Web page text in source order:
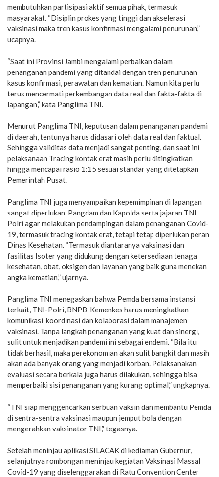
membutuhkan partisipasi aktif semua pihak, termasuk
masyarakat. “Disiplin prokes yang tinggi dan akselerasi
vaksinasi maka tren kasus konfirmasi mengalami penurunan,”
ucapnya.
“Saat ini Provinsi Jambi mengalami perbaikan dalam
penanganan pandemi yang ditandai dengan tren penurunan
kasus konfirmasi, perawatan dan kematian. Namun kita perlu
terus mencermati perkembangan data real dan fakta-fakta di
lapangan,” kata Panglima TNI.
Menurut Panglima TNI, keputusan dalam penanganan pandemi
di daerah, tentunya harus didasari oleh data real dan faktual.
Sehingga validitas data menjadi sangat penting, dan saat ini
pelaksanaan Tracing kontak erat masih perlu ditingkatkan
hingga mencapai rasio 1:15 sesuai standar yang ditetapkan
Pemerintah Pusat.
Panglima TNI juga menyampaikan kepemimpinan di lapangan
sangat diperlukan, Pangdam dan Kapolda serta jajaran TNI
Polri agar melakukan pendampingan dalam penanganan Covid-
19, termasuk tracing kontak erat, tetapi tetap diperlukan peran
Dinas Kesehatan. “Termasuk diantaranya vaksinasi dan
fasilitas Isoter yang didukung dengan ketersediaan tenaga
kesehatan, obat, oksigen dan layanan yang baik guna menekan
angka kematian,” ujarnya.
Panglima TNI menegaskan bahwa Pemda bersama instansi
terkait, TNI-Polri, BNPB, Kemenkes harus meningkatkan
komunikasi, koordinasi dan kolaborasi dalam manajemen
vaksinasi. Tanpa langkah penanganan yang kuat dan sinergi,
sulit untuk menjadikan pandemi ini sebagai endemi. “Bila itu
tidak berhasil, maka perekonomian akan sulit bangkit dan masih
akan ada banyak orang yang menjadi korban. Pelaksanakan
evaluasi secara berkala juga harus dilakukan, sehingga bisa
memperbaiki sisi penanganan yang kurang optimal,” ungkapnya.
“TNI siap menggencarkan serbuan vaksin dan membantu Pemda
di sentra-sentra vaksinasi maupun jemput bola dengan
mengerahkan vaksinator TNI,” tegasnya.
Setelah meninjau aplikasi SILACAK di kediaman Gubernur,
selanjutnya rombongan meninjau kegiatan Vaksinasi Massal
Covid-19 yang diselenggarakan di Ratu Convention Center